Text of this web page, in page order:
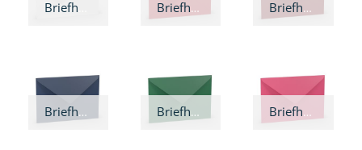
Briefhülle Rot Briefhülle Rosso
Briefhülle Jeans Briefhülle Tannengrün Briefhülle Pink